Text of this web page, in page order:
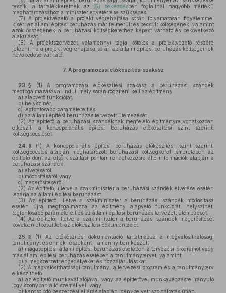
teszik, a tartalékkeretnek az (5) bekezdésben foglaltnál nagyobb mértékű
meghatározásához a miniszter egyetértése szükséges.
(7) A projektvezető a projekt végrehajtása során folyamatosan figyelemmel
kíséri az állami építési beruházás már felmerült és becsült költségének, valamint
azok összegének a beruházási költségkerethez képest várható és bekövetkező
alakulását.
(8) A projektszervezet valamennyi tagja köteles a projektvezető részére
jelezni, ha a projekt végrehajtása során az állami építési beruházás költségeinek
növekedése várható.
7. A programozási előkészítési szakasz
23. § (1) A programozási előkészítési szakasz a beruházási szándék
megfogalmazásával indul, mely során rögzíteni kell az építmény
a) alapvető funkcióját,
b) helyszínét,
c) legfontosabb paramétereit és
d) az állami építési beruházás tervezett ütemezését.
(2) Az építtető a beruházási szándéknak megfelelő építményre vonatkozóan
elkészíti a koncepcionális építési beruházás előkészítési szint szerinti
költségbecslését.
24. § (1)
A koncepcionális építési beruházás előkészítési szint szerinti
költségbecslés alapján meghatározott beruházási költségkeret ismeretében az
építtető dönt az első kiszállási ponton rendelkezésre álló információk alapján a
beruházási szándék
a) elvetéséről,
b) módosításáról vagy
c) megerősítéséről.
(2) Az építtető, illetve a szakminiszter a beruházási szándék elvetése esetén
lezárja az állami építési beruházást.
(3) Az építtető, illetve a szakminiszter a beruházási szándék módosítása
esetén újra megfogalmazza az építmény alapvető funkcióját, helyszínét,
legfontosabb paramétereit és az állami építési beruházás tervezett ütemezését.
(4) Az építtető, illetve a szakminiszter a beruházási szándék megerősítését
követően elkészítteti az előkészítési dokumentációt.
25. § (1) Az előkészítési dokumentáció tartalmazza a megvalósíthatósági
tanulmányt és ennek részeként – amennyiben készült –
a) magasépítési állami építési beruházás esetében a tervezési programot vagy
más állami építési beruházás esetében a tanulmánytervet, valamint
b) a megszerzett engedélyeket és hozzájárulásokat.
(2) A megvalósíthatósági tanulmány, a tervezési program és a tanulmányterv
elkészíthető
a) az építtető munkavállalójával vagy az építtetővel munkavégzésre irányuló
jogviszonyban álló személlyel, vagy
b) kapcsolódó beszerzési eljárás alapján igénybe vett szolgáltatás útján.